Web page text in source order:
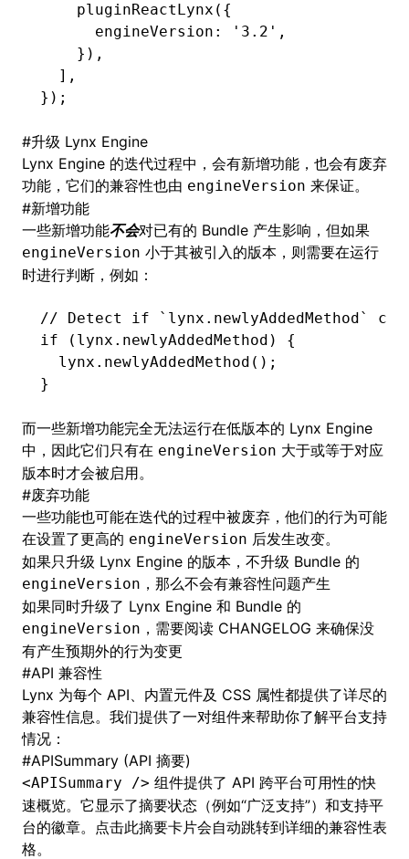
    pluginReactLynx
({
      engineVersion
: '3.2' ,
    })
,
  ]
,
});
#升级 Lynx Engine
Lynx Engine 的迭代过程中，会有新增功能，也会有废弃
功能，它们的兼容性也由 engineVersion 来保证。
#新增功能
一些新增功能不会对已有的 Bundle 产生影响，但如果
engineVersion 小于其被引入的版本，则需要在运行
时进行判断，例如：
// Detect if `lynx.newlyAddedMethod`
if ( lynx .newlyAddedMethod) {
  lynx
.newlyAddedMethod ();
}
而一些新增功能完全无法运行在低版本的 Lynx Engine
中，因此它们只有在 engineVersion 大于或等于对应
版本时才会被启用。
#废弃功能
一些功能也可能在迭代的过程中被废弃，他们的行为可能
在设置了更高的 engineVersion 后发生改变。
如果只升级 Lynx Engine 的版本，不升级 Bundle 的
engineVersion ，那么不会有兼容性问题产生
如果同时升级了 Lynx Engine 和 Bundle 的
engineVersion ，需要阅读 CHANGELOG 来确保没
有产生预期外的行为变更
#API 兼容性
Lynx 为每个 API、内置元件及 CSS 属性都提供了详尽的
兼容性信息。我们提供了一对组件来帮助你了解平台支持
情况：
#APISummary (API 摘要)
<APISummary /> 组件提供了 API 跨平台可用性的快
速概览。它显示了摘要状态（例如“广泛支持”）和支持平
台的徽章。点击此摘要卡片会自动跳转到详细的兼容性表
格。